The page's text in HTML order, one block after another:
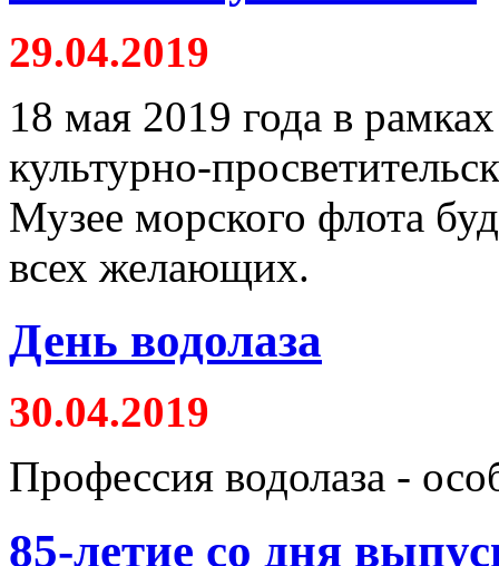
29.04.2019
18 мая 2019 года в
культурно-
Музее морского флота
всех желающих.
День водолаза
30.04.2019
Профессия водолаза -
85-летие со дня